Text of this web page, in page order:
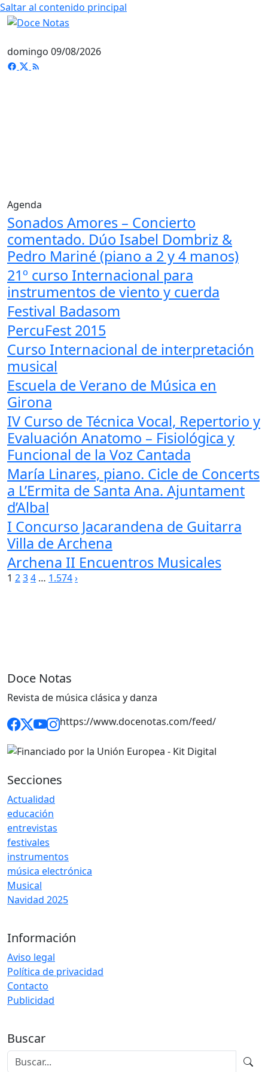
Saltar al contenido principal
domingo 09/08/2026
Agenda
Sonados Amores – Concierto
comentado. Dúo Isabel Dombriz &
Pedro Mariné (piano a 2 y 4 manos)
21º curso Internacional para
instrumentos de viento y cuerda
Festival Badasom
PercuFest 2015
Curso Internacional de interpretación
musical
Escuela de Verano de Música en
Girona
IV Curso de Técnica Vocal, Repertorio y
Evaluación Anatomo – Fisiológica y
Funcional de la Voz Cantada
María Linares, piano. Cicle de Concerts
a L’Ermita de Santa Ana. Ajuntament
d’Albal
I Concurso Jacarandena de Guitarra
Villa de Archena
Archena II Encuentros Musicales
Paginación
1 234 … 1.574›
Doce Notas
Revista de música clásica y danza
https://www.docenotas.com/feed/
Secciones
Actualidad
educación
entrevistas
festivales
instrumentos
música electrónica
Musical
Navidad 2025
Información
Aviso legal
Política de privacidad
Contacto
Publicidad
Buscar